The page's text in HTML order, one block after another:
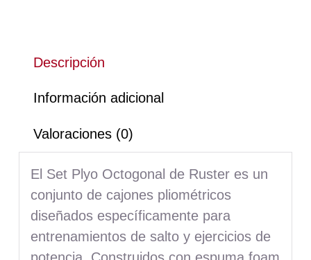
Descripción
Información adicional
Valoraciones (0)
El Set Plyo Octogonal de Ruster es un
conjunto de cajones pliométricos
diseñados específicamente para
entrenamientos de salto y ejercicios de